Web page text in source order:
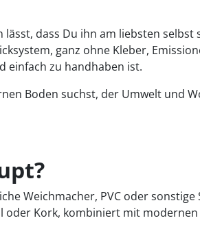
dass Du ihn am liebsten
ganz ohne Kleber,
einfach zu handhaben ist.
Boden suchst, der Umwelt und
Weichmacher, PVC oder
Kork, kombiniert mit